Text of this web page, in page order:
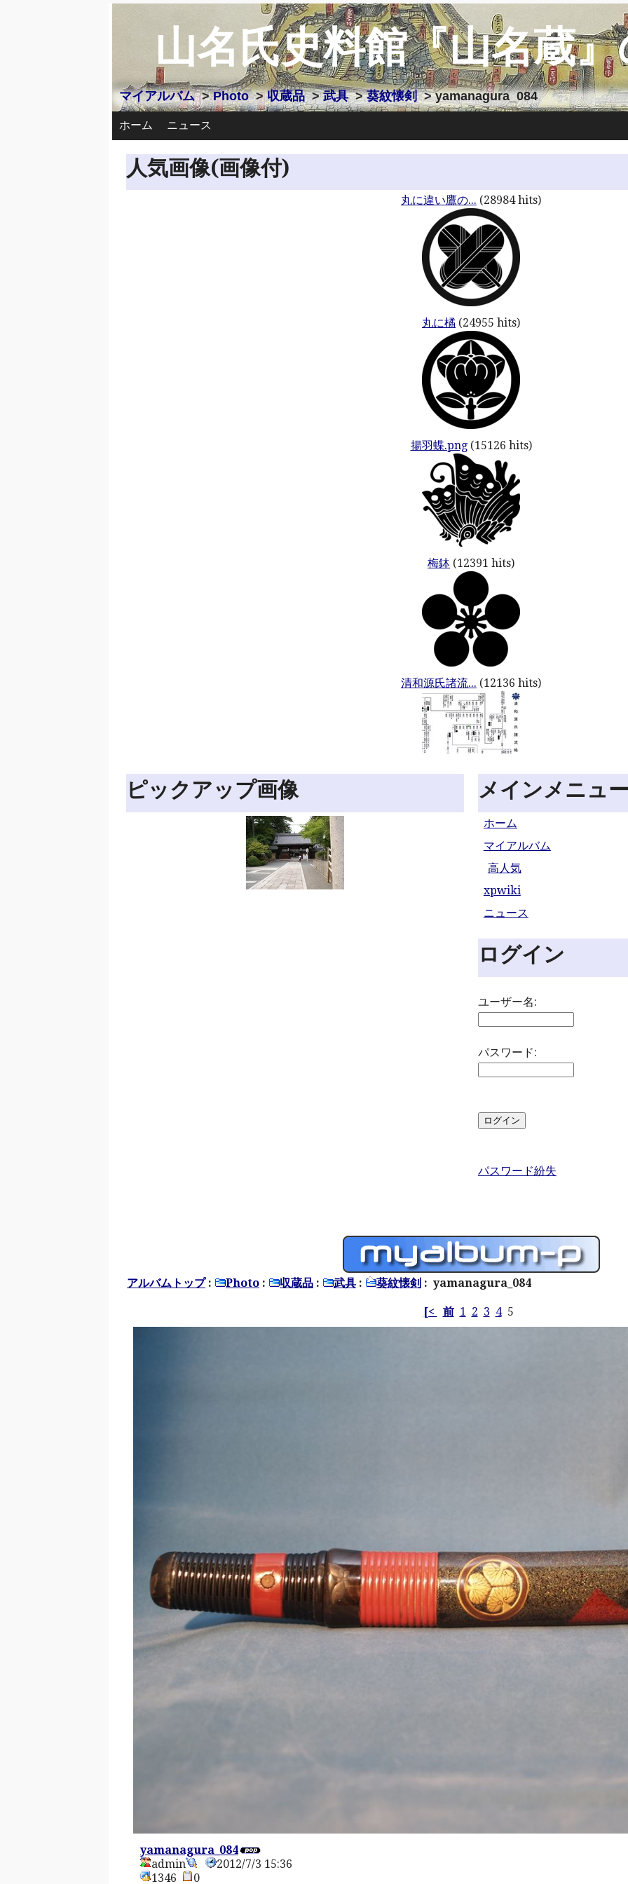
山名氏史料館『山名蔵
マイアルバム>Photo>収蔵品>武具>葵紋懐剣> yamanagura_084
ホーム ニュース
人気画像(画像付)
丸に違い鷹の... (28984 hits)
丸に橘 (24955 hits)
揚羽蝶.png(15126 hits)
梅鉢 (12391 hits)
清和源氏諸流... (12136 hits)
ピックアップ画像 メインメニュ
ホーム
マイアルバム
高人気
xpwiki
ニュース
ログイン
ユーザー名:
パスワード:
パスワード紛失
アルバムトップ: Photo : 収蔵品 : 武具 : 葵紋懐剣 : yamanagura_084
[< 前 1 2 3 45
yamanagura_084
admin
2012/7/3 15:36
1346
0